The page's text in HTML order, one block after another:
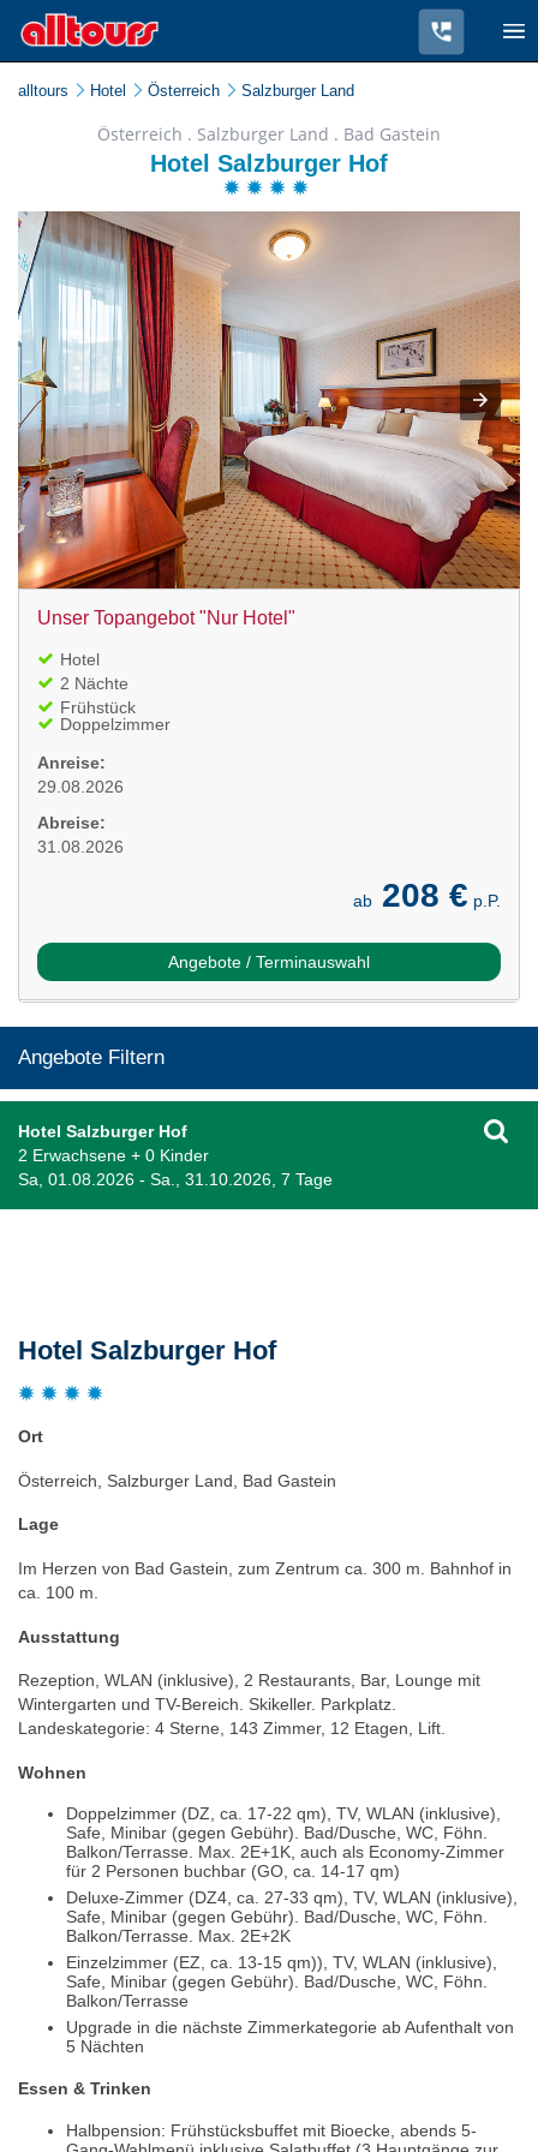
alltours Hotel Österreich Salzburger Land
Österreich . Salzburger Land . Bad Gastein
Hotel Salzburger Hof
Unser Topangebot "Nur Hotel"
Hotel
2 Nächte
Frühstück
Doppelzimmer
Anreise:
29.08.2026
Abreise:
31.08.2026
ab 208 € p.P.
Angebote / Terminauswahl
Angebote Filtern
Hotel Salzburger Hof
2 Erwachsene + 0 Kinder
Sa, 01.08.2026 - Sa., 31.10.2026, 7 Tage
Hotel Salzburger Hof
Ort
Österreich, Salzburger Land, Bad Gastein
Lage
Im Herzen von Bad Gastein, zum Zentrum ca. 300 m. Bahnhof in
ca. 100 m.
Ausstattung
Rezeption, WLAN (inklusive), 2 Restaurants, Bar, Lounge mit
Wintergarten und TV-Bereich. Skikeller. Parkplatz.
Landeskategorie: 4 Sterne, 143 Zimmer, 12 Etagen, Lift.
Wohnen
Doppelzimmer (DZ, ca. 17-22 qm), TV, WLAN (inklusive),
Safe, Minibar (gegen Gebühr). Bad/Dusche, WC, Föhn.
Balkon/Terrasse. Max. 2E+1K, auch als Economy-Zimmer
für 2 Personen buchbar (GO, ca. 14-17 qm)
Deluxe-Zimmer (DZ4, ca. 27-33 qm), TV, WLAN (inklusive),
Safe, Minibar (gegen Gebühr). Bad/Dusche, WC, Föhn.
Balkon/Terrasse. Max. 2E+2K
Einzelzimmer (EZ, ca. 13-15 qm)), TV, WLAN (inklusive),
Safe, Minibar (gegen Gebühr). Bad/Dusche, WC, Föhn.
Balkon/Terrasse
Upgrade in die nächste Zimmerkategorie ab Aufenthalt von
5 Nächten
Essen & Trinken
Halbpension: Frühstücksbuffet mit Bioecke, abends 5-